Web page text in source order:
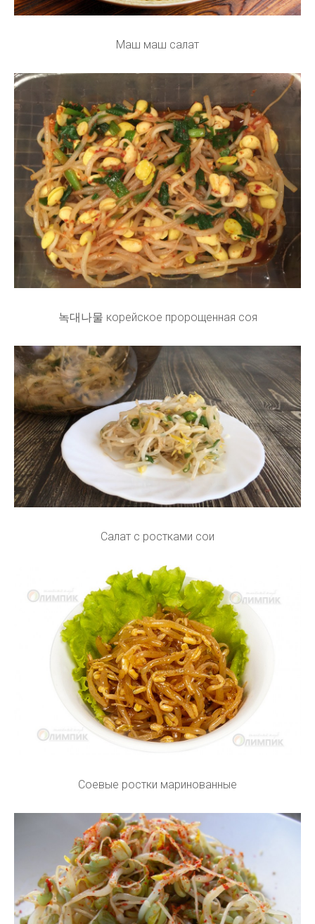
Маш маш салат
녹대나물 корейское пророщенная соя
Салат с ростками сои
Соевые ростки маринованные